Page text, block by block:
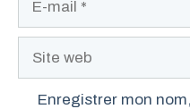
Site
Enregistrer mon